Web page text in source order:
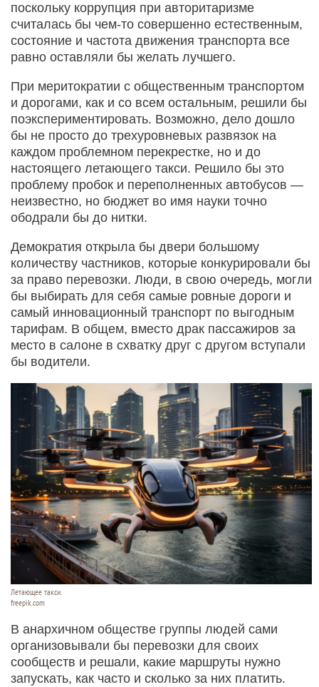
поскольку коррупция при авторитаризме
считалась бы чем-то совершенно естественным,
состояние и частота движения транспорта все
равно оставляли бы желать лучшего.
При меритократии с общественным транспортом
и дорогами, как и со всем остальным, решили бы
поэкспериментировать. Возможно, дело дошло
бы не просто до трехуровневых развязок на
каждом проблемном перекрестке, но и до
настоящего летающего такси. Решило бы это
проблему пробок и переполненных автобусов —
неизвестно, но бюджет во имя науки точно
ободрали бы до нитки.
Демократия открыла бы двери большому
количеству частников, которые конкурировали бы
за право перевозки. Люди, в свою очередь, могли
бы выбирать для себя самые ровные дороги и
самый инновационный транспорт по выгодным
тарифам. В общем, вместо драк пассажиров за
место в салоне в схватку друг с другом вступали
бы водители.
Летающее такси.
freepik.com
В анархичном обществе группы людей сами
организовывали бы перевозки для своих
сообществ и решали, какие маршруты нужно
запускать, как часто и сколько за них платить.